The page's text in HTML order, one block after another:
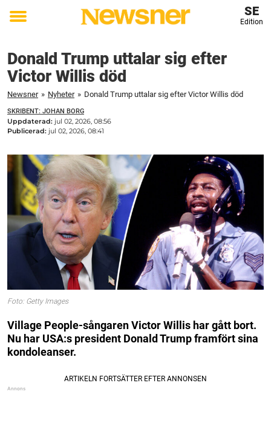
Toggle
SE
Edition
Donald Trump uttalar sig efter
Victor Willis död
Newsner » Nyheter » Donald Trump uttalar sig efter Victor Willis död
SKRIBENT: JOHAN BORG
Uppdaterad: jul 02, 2026, 08:56
Publicerad: jul 02, 2026, 08:41
Foto: Getty Images
Village People-sångaren Victor Willis har gått bort.
Nu har USA:s president Donald Trump framfört sina
kondoleanser.